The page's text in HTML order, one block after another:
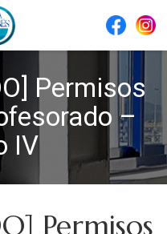
Permisos
–
IV
Permisos